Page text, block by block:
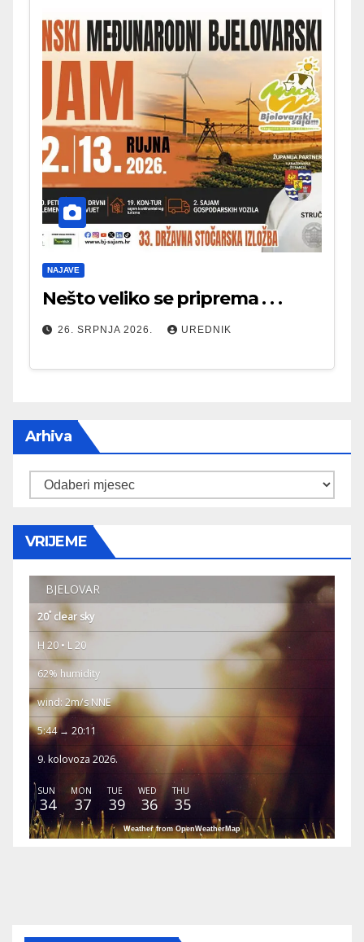
NAJAVE
Nešto veliko se priprema . . .
26. SRPNJA 2026. UREDNIK
Arhiva
Arhiva
VRIJEME
BJELOVAR
20° clear sky
H 20 • L 20
62% humidity
wind: 2m/s NNE
5:44 → 20:11
9. kolovoza 2026.
SUN
34
MON
37
TUE
39
WED
36
THU
35
Weather from OpenWeatherMap